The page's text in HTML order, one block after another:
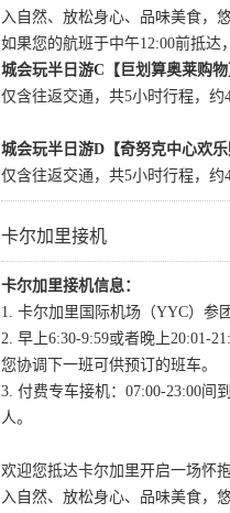
入自然、放松身心、品味美食，
如果您的航班于中午12:00前抵
城会玩半日游C【巨划算奥莱购
仅含往返交通，共5小时行程，
城会玩半日游D【奇努克中心欢
仅含往返交通，共5小时行程，
卡尔加里接机
卡尔加里接机信息：
1. 卡尔加里国际机场（YYC）参
2. 早上6:30-9:59或者晚上20:01-
您协调下一班可供预订的班车。
3. 付费专车接机：07:00-23:00间
人。
欢迎您抵达卡尔加里开启一场怀
入自然、放松身心、品味美食，